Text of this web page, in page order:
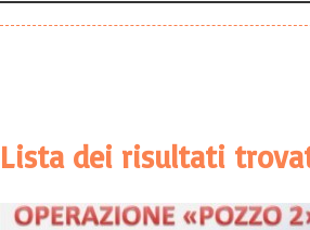
Lista dei risultati